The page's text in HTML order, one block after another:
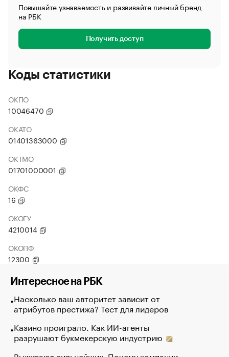
Повышайте узнаваемость и развивайте личный бренд
на РБК
Получить доступ
Коды статистики
ОКПО
10046470
ОКАТО
01401363000
ОКТМО
01701000001
ОКФС
16
ОКОГУ
4210014
ОКОПФ
12300
Интересное на РБК
Насколько ваш авторитет зависит от
атрибутов престижа? Тест для лидеров
Казино проиграло. Как ИИ-агенты
разрушают букмекерскую индустрию